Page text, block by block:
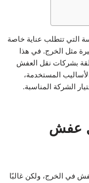
التي تتطلب عناية خاصة
مثل الخرج. في هذا
بشركات نقل العفش
المستخدمة،
الشركة المناسبة.
عفش
في الخرج، ولكن غالبًا